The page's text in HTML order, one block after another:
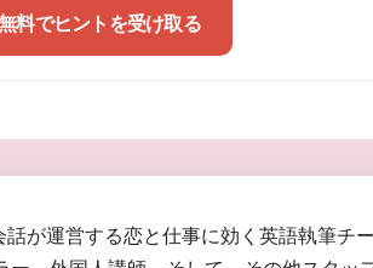
料でヒントを受け取る
話が運営する恋と仕事に効く英語執筆チ